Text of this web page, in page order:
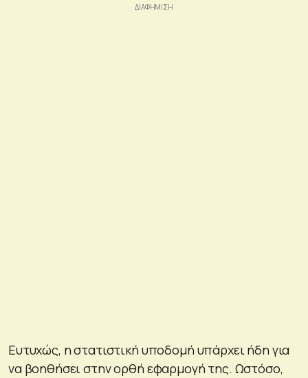
Ευτυχώς, η στατιστική υποδομή υπάρχει ήδη για
να βοηθήσει στην ορθή εφαρμογή της. Ωστόσο,